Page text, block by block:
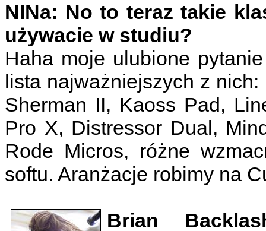
NINa: No to teraz takie
używacie w studiu?
Haha moje ulubione
lista najważniejszych z
Sherman II, Kaoss Pad,
Pro X, Distressor Dual,
Rode Micros, różne
softu. Aranżacje robimy na
Brian